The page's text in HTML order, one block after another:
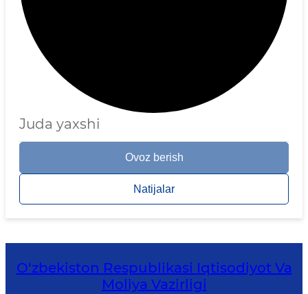
Juda yaxshi
Ovoz berish
Natijalar
O‘zbekiston Respublikasi Iqtisodiyot Va
Moliya Vazirligi